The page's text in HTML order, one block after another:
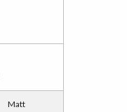
Matt